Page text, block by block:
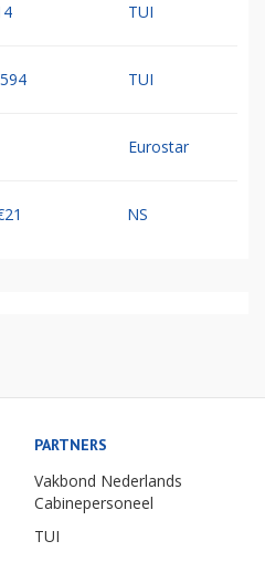
TUI
TUI
Eurostar
NS
PARTNERS
Vakbond Nederlands
Cabinepersoneel
TUI